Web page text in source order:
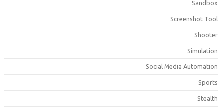
Screenshot
Social Media